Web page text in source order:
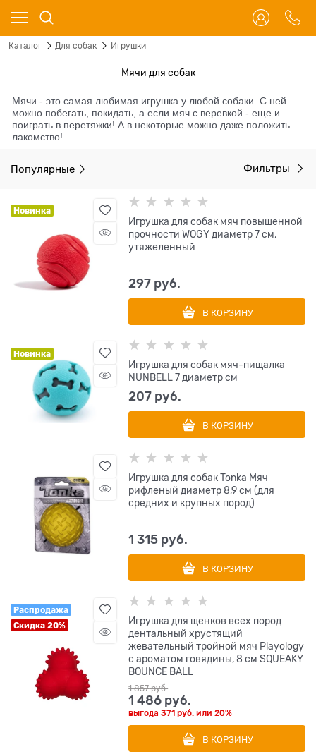
Каталог Для собак Игрушки
Мячи для собак
Мячи - это самая любимая игрушка у любой собаки. С ней
можно побегать, покидать, а если мяч с веревкой - еще и
поиграть в перетяжки! А в некоторые можно даже положить
лакомство!
Популярные Фильтры
Новинка
Игрушка для собак мяч повышенной
прочности WOGY диаметр 7 см,
утяжеленный
297 руб.
В КОРЗИНУ
Новинка
Игрушка для собак мяч-пищалка
NUNBELL 7 диаметр см
207 руб.
В КОРЗИНУ
Игрушка для собак Tonka Мяч
рифленый диаметр 8,9 см (для
средних и крупных пород)
1 315 руб.
В КОРЗИНУ
Распродажа
Скидка 20%
Игрушка для щенков всех пород
дентальный хрустящий
жевательный тройной мяч Playology
с ароматом говядины, 8 см SQUEAKY
BOUNCE BALL
1 857 руб.
1 486 руб.
выгода371 руб. или20%
В КОРЗИНУ